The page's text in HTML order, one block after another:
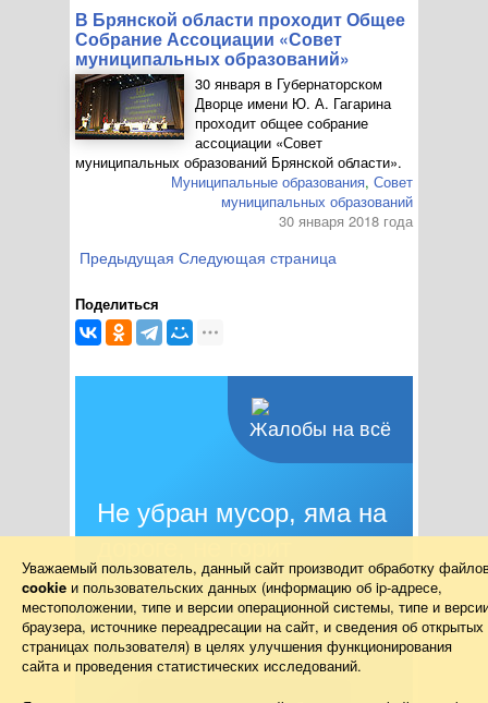
В Брянской области проходит Общее
Собрание Ассоциации «Совет
муниципальных образований»
30 января в Губернаторском
Дворце имени Ю. А. Гагарина
проходит общее собрание
ассоциации «Совет
муниципальных образований Брянской области».
Муниципальные образования, Совет
муниципальных образований
30 января 2018 года
Предыдущая Следующая страница
Поделиться
Жалобы на всё
Не убран мусор, яма на
фонарь?
Столкнулись с проблемой — сообщите о
ней!
Уважаемый пользователь, данный сайт производит обработку
cookie и пользовательских данных (информацию об ip-адресе,
местоположении, типе и версии операционной системы, типе и
браузера, источнике переадресации на сайт, и сведения об открытых
страницах пользователя) в целях улучшения функционирования
сайта и проведения статистических исследований.